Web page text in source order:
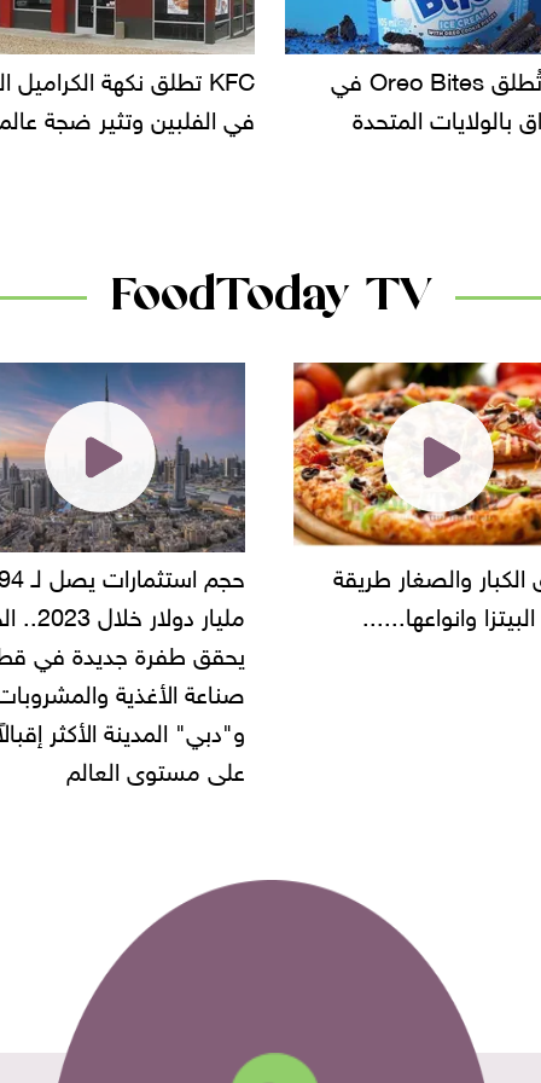
KFC تطلق نكهة الكراميل المملح
وتثير ضجة عالمية
دعوات للتحقيق في أسباب
سحب بعض ألبان
FoodToday TV
حجم استثمارات يصل لـ 94
"أمن القاهرة" يضبط
شركة مطاعم استولى على
أموال المواطنين بزعم